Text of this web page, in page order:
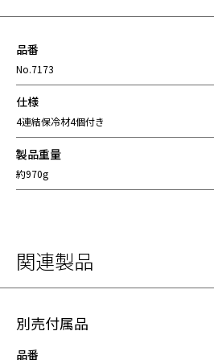
品番
No.7173
仕様
4連結保冷材4個付き
製品重量
約970g
関連製品
別売付属品
品番